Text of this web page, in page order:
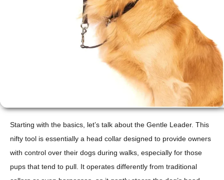
Starting with the basics, let’s talk about the Gentle Leader. This
nifty tool is essentially a head collar designed to provide owners
with control over their dogs during walks, especially for those
pups that tend to pull. It operates differently from traditional